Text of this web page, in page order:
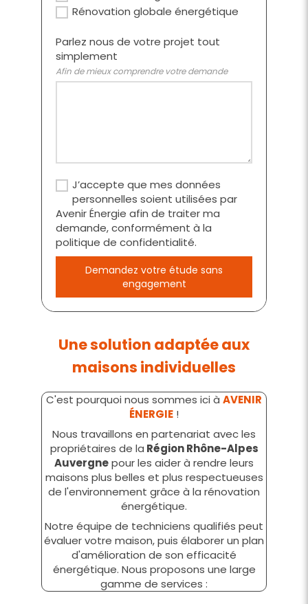
Rénovation globale énergétique
Parlez nous de votre projet tout
simplement
Afin de mieux comprendre votre demande
J’accepte que mes données
personnelles soient utilisées par
Avenir Énergie afin de traiter ma
demande, conformément à la
politique de confidentialité.
Demandez votre étude sans
engagement
Une solution adaptée aux
maisons individuelles
C'est pourquoi nous sommes ici à AVENIR
ÉNERGIE !
Nous travaillons en partenariat avec les
propriétaires de la Région Rhône-Alpes
Auvergnepour les aider à rendre leurs
maisons plus belles et plus respectueuses
de l'environnement grâce à la rénovation
énergétique.
Notre équipe de techniciens qualifiés peut
évaluer votre maison, puis élaborer un plan
d'amélioration de son efficacité
énergétique. Nous proposons une large
gamme de services :